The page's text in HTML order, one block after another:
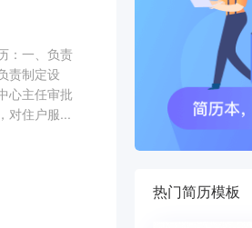
：一、负责
责制定设
心主任审批
对住户服...
热门简历模板